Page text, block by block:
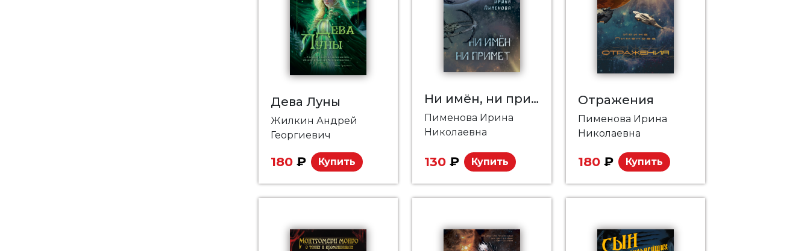
Дева Луны
Жилкин Андрей
Георгиевич
180 ₽ Купить
Ни имён, ни примет
Пименова Ирина
Николаевна
130 ₽ Купить
Отражения
Пименова Ирина
Николаевна
180 ₽ Купить